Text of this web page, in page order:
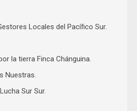
Locales del Pacífico Sur.
la tierra Finca Chánguina.
Nuestras.
Sur Sur.